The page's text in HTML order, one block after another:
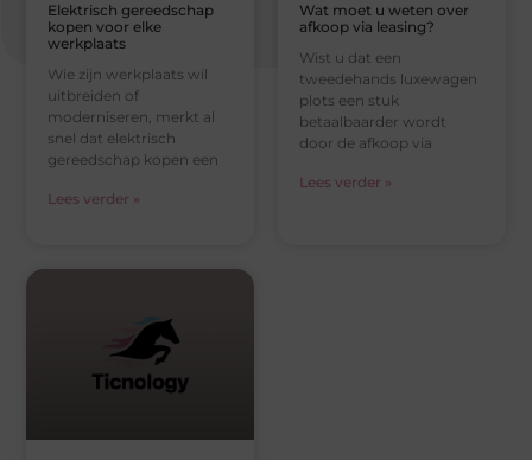
Elektrisch gereedschap
kopen voor elke
werkplaats
Wie zijn werkplaats wil
uitbreiden of
moderniseren, merkt al
snel dat elektrisch
gereedschap kopen een
Lees verder »
Wat moet u weten over
afkoop via leasing?
Wist u dat een
tweedehands luxewagen
plots een stuk
betaalbaarder wordt
door de afkoop via
Lees verder »